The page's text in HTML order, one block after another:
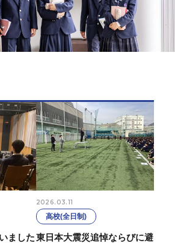
ました
2026.03.11
高校(全日制)
東日本大震災追悼ならびに避